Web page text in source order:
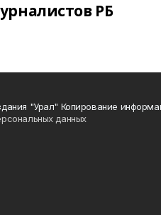
РБ
"Урал" Копирование
данных